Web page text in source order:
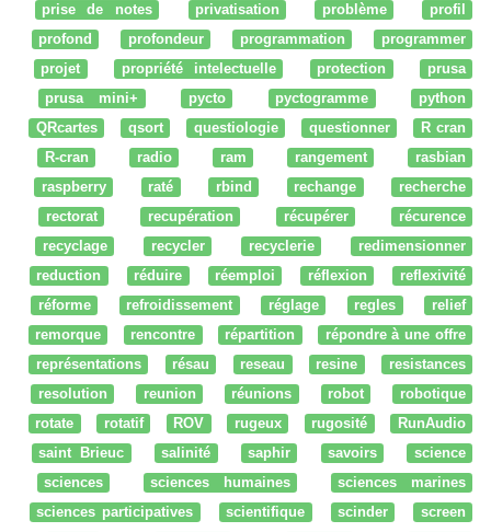
prise de notes
privatisation problème
profil
profond
profondeur programmation
programmer
projet
propriété intelectuelle protection
prusa
prusa mini+
pycto pyctogramme
python
QRcartes
qsort questiologie questionner
R cran
R-cran
radio ram rangement
rasbian
raspberry
raté rbind rechange
recherche
rectorat
recupération récupérer
récurence
recyclage
recycler recyclerie
redimensionner
reduction
réduire réemploi réflexion
reflexivité
réforme
refroidissement réglage regles
relief
remorque
rencontre répartition
répondre à une offre
représentations
résau reseau resine
resistances
resolution
reunion réunions robot
robotique
rotate
rotatif ROV rugeux rugosité
RunAudio
saint Brieuc
salinité saphir savoirs
science
sciences
sciences humaines
sciences marines
sciences participatives
scientifique scinder
screen